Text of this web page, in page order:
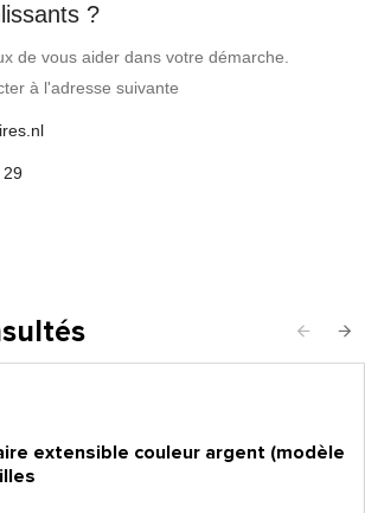
?
de vous aider dans votre démarche.
à l'adresse suivante
29
extensible couleur argent (modèle